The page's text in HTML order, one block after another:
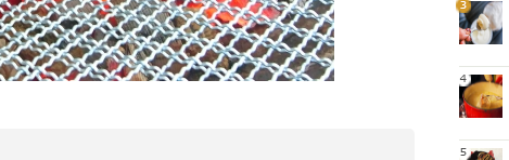
3
位
4
位